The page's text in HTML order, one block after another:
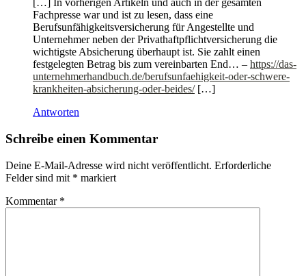
[…] In vorherigen Artikeln und auch in der gesamten
Fachpresse war und ist zu lesen, dass eine
Berufsunfähigkeitsversicherung für Angestellte und
Unternehmer neben der Privathaftpflichtversicherung die
wichtigste Absicherung überhaupt ist. Sie zahlt einen
festgelegten Betrag bis zum vereinbarten End… – https://das-
unternehmerhandbuch.de/berufsunfaehigkeit-oder-schwere-
krankheiten-absicherung-oder-beides/[…]
Antworten
Schreibe einen Kommentar
Deine E-Mail-Adresse wird nicht veröffentlicht. Erforderliche
Felder sind mit * markiert
Kommentar *